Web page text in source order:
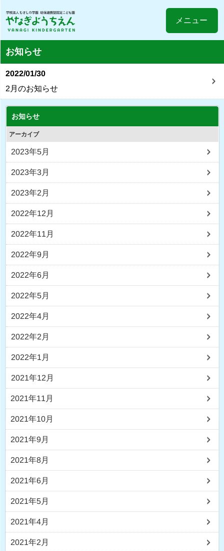
メニュー
お知らせ
2022/01/30
2月のお知らせ
お知らせ
アーカイブ
2023年5月
2023年3月
2023年2月
2022年12月
2022年11月
2022年9月
2022年6月
2022年5月
2022年4月
2022年2月
2022年1月
2021年12月
2021年11月
2021年10月
2021年9月
2021年8月
2021年6月
2021年5月
2021年4月
2021年2月